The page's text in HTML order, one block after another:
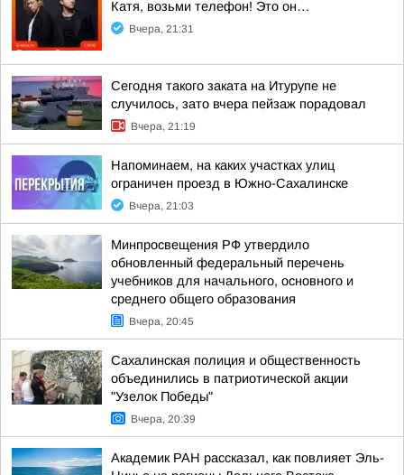
Катя, возьми телефон! Это он…
Вчера, 21:31
Сегодня такого заката на Итурупе не
случилось, зато вчера пейзаж порадовал
Вчера, 21:19
Напоминаем, на каких участках улиц
ограничен проезд в Южно-Сахалинске
Вчера, 21:03
Минпросвещения РФ утвердило
обновленный федеральный перечень
учебников для начального, основного и
среднего общего образования
Вчера, 20:45
Сахалинская полиция и общественность
объединились в патриотической акции
"Узелок Победы"
Вчера, 20:39
Академик РАН рассказал, как повлияет Эль-